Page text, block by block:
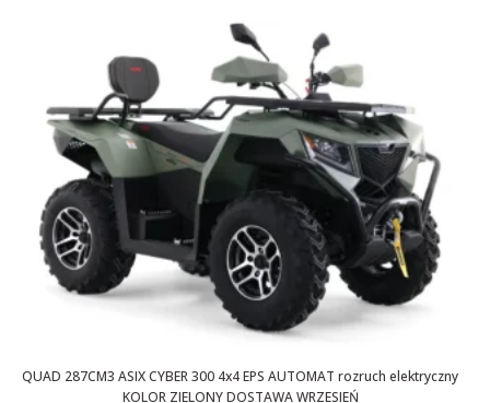
QUAD 287CM3 ASIX CYBER 300 4x4 EPS AUTOMAT rozruch elektryczny
KOLOR ZIELONY DOSTAWA WRZESIEŃ